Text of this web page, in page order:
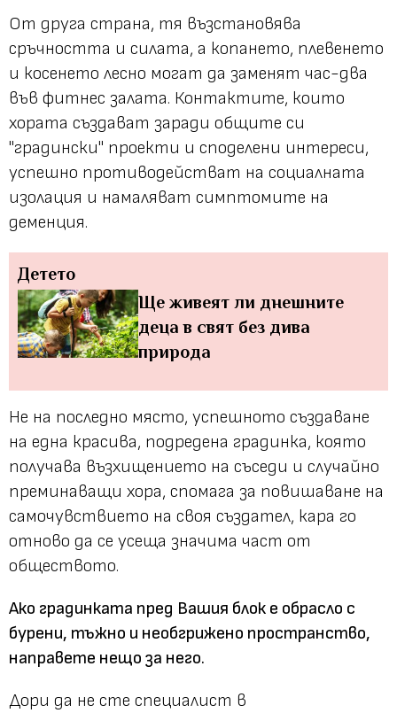
От друга страна, тя възстановява
сръчността и силата, а копането, плевенето
и косенето лесно могат да заменят час-два
във фитнес залата. Контактите, които
хората създават заради общите си
"градински" проекти и споделени интереси,
успешно противодействат на социалната
изолация и намаляват симптомите на
деменция.
Детето
Ще живеят ли днешните
деца в свят без дива
природа
Не на последно място, успешното създаване
на една красива, подредена градинка, която
получава възхищението на съседи и случайно
преминаващи хора, спомага за повишаване на
самочувствието на своя създател, кара го
отново да се усеща значима част от
обществото.
Ако градинката пред Вашия блок е обрасло с
бурени, тъжно и необгрижено пространство,
направете нещо за него.
Дори да не сте специалист в